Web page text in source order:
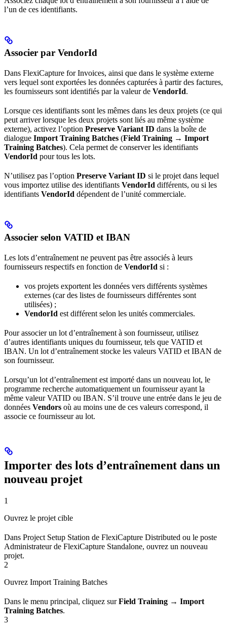
l’un de ces identifiants.
Associer par VendorId
Dans FlexiCapture for Invoices, ainsi que dans le système externe
vers lequel sont exportées les données capturées à partir des factures,
les fournisseurs sont identifiés par la valeur de VendorId.
Lorsque ces identifiants sont les mêmes dans les deux projets (ce qui
peut arriver lorsque les deux projets sont liés au même système
externe), activez l’option Preserve Variant ID dans la boîte de
dialogue Import Training Batches (Field Training → Import
Training Batches). Cela permet de conserver les identifiants
VendorId pour tous les lots.
N’utilisez pas l’option Preserve Variant ID si le projet dans lequel
vous importez utilise des identifiants VendorId différents, ou si les
identifiants VendorId dépendent de l’unité commerciale.
Associer selon VATID et IBAN
Les lots d’entraînement ne peuvent pas être associés à leurs
fournisseurs respectifs en fonction de VendorId si :
vos projets exportent les données vers différents systèmes
externes (car des listes de fournisseurs différentes sont
utilisées) ;
VendorId est différent selon les unités commerciales.
Pour associer un lot d’entraînement à son fournisseur, utilisez
d’autres identifiants uniques du fournisseur, tels que VATID et
IBAN. Un lot d’entraînement stocke les valeurs VATID et IBAN de
son fournisseur.
Lorsqu’un lot d’entraînement est importé dans un nouveau lot, le
programme recherche automatiquement un fournisseur ayant la
même valeur VATID ou IBAN. S’il trouve une entrée dans le jeu de
données Vendors où au moins une de ces valeurs correspond, il
associe ce fournisseur au lot.
Importer des lots d’entraînement dans un
nouveau projet
1
Ouvrez le projet cible
Dans Project Setup Station de FlexiCapture Distributed ou le poste
Administrateur de FlexiCapture Standalone, ouvrez un nouveau
projet.
2
Ouvrez Import Training Batches
Dans le menu principal, cliquez surField Training → Import
Training Batches.
3